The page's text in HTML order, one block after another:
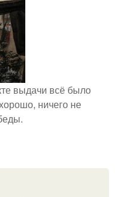
выдачи всё было
ничего не